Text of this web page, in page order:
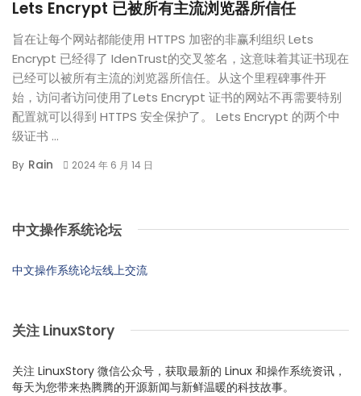
Lets Encrypt 已被所有主流浏览器所信任
旨在让每个网站都能使用 HTTPS 加密的非赢利组织 Lets
Encrypt 已经得了 IdenTrust的交叉签名，这意味着其证书现在
已经可以被所有主流的浏览器所信任。从这个里程碑事件开
始，访问者访问使用了Lets Encrypt 证书的网站不再需要特别
配置就可以得到 HTTPS 安全保护了。 Lets Encrypt 的两个中
级证书 ...
By Rain 2024 年 6 月 14 日
中文操作系统论坛
中文操作系统论坛线上交流
关注 LinuxStory
关注 LinuxStory 微信公众号，获取最新的 Linux 和操作系统资讯，
每天为您带来热腾腾的开源新闻与新鲜温暖的科技故事。